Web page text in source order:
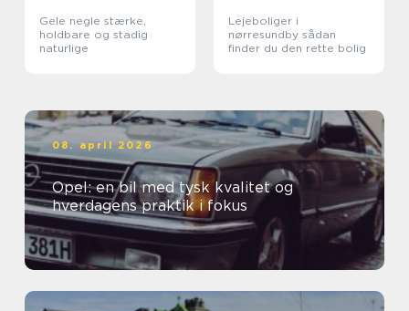
Gele negle stærke,
holdbare og stadig
naturlige
Lejeboliger i
nørresundby sådan
finder du den rette bolig
08. april 2026
Opel: en bil med tysk kvalitet og
hverdagens praktik i fokus